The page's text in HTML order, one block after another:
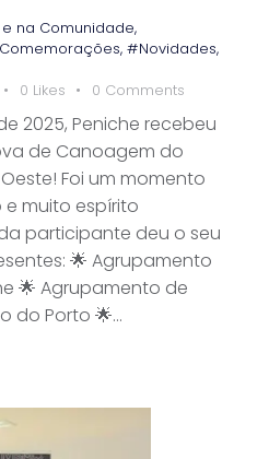
na Comunidade,
, #Novidades,
0 Likes 0 Comments
2025, Peniche recebeu
de Canoagem do
Foi um momento
muito espírito
participante deu o seu
🌟 Agrupamento
🌟 Agrupamento de
do Porto 🌟…